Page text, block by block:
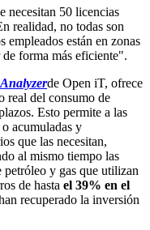
necesitan 50 licencias
realidad, no todas son
empleados están en zonas
forma más eficiente".
de Open iT, ofrece
real del consumo de
Esto permite a las
acumuladas y
que las necesitan,
al mismo tiempo las
petróleo y gas que utilizan
de hasta el 39% en el
recuperado la inversión